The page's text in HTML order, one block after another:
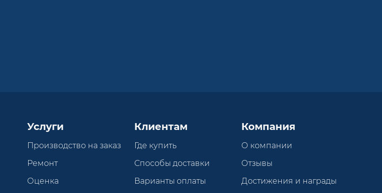
Услуги
Производство на заказ
Ремонт
Оценка
Клиентам
Где купить
Способы доставки
Варианты оплаты
Компания
О компании
Отзывы
Достижения и награды